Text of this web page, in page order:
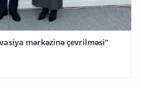
mərkəzinə çevrilməsi”